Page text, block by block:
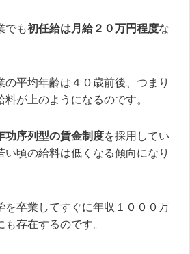
でも初任給は月給２０万円程度な
の平均年齢は４０歳前後、つまり
が上のようになるのです。
功序列型の賃金制度を採用してい
い頃の給料は低くなる傾向になり
を卒業してすぐに年収１０００万
存在するのです。